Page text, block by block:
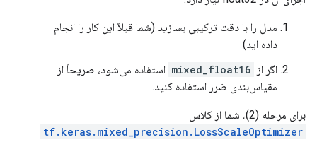
مدل را با دقت ترکیبی بسازید (شما قبلاً این کار را انجام
داده اید)
اگر از mixed_float16 استفاده می‌شود، صریحاً از
مقیاس‌بندی ضرر استفاده کنید.
برای مرحله (2)، شما از کلاس
tf.keras.mixed_precision.LossScaleOptimizer